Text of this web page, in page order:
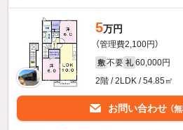
5万円
（管理費2,100円）
敷 不要 礼 60,000円
2階 / 2LDK / 54.85㎡
お問い合わせ （